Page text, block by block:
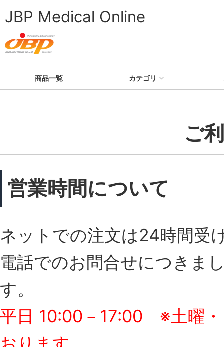
JBP Medical Online
商品一覧 カテゴリ
ご
営業時間について
ネットでの注文は24時間受
電話でのお問合せにつきま
す。
平日 10:00－17:00 ※土曜